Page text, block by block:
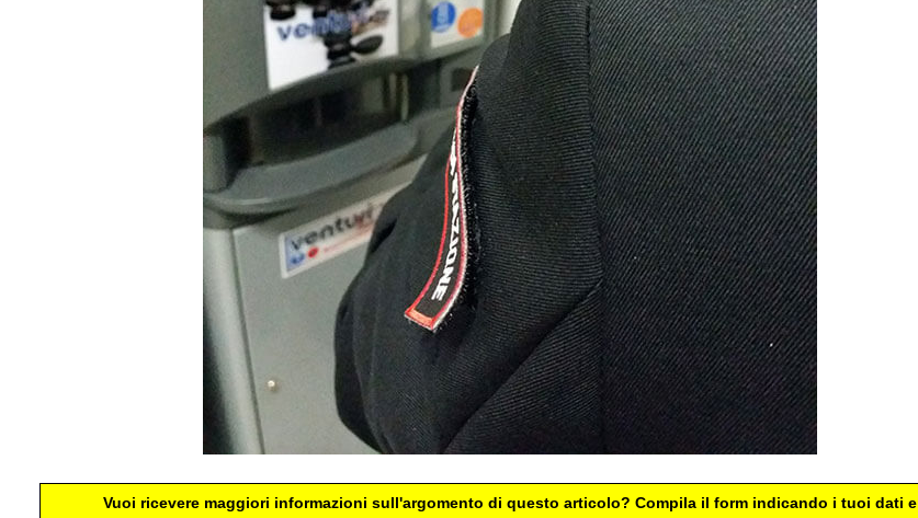
Vuoi ricevere maggiori informazioni sull'argomento di questo articolo? Compila il form indicando i tuoi dati e